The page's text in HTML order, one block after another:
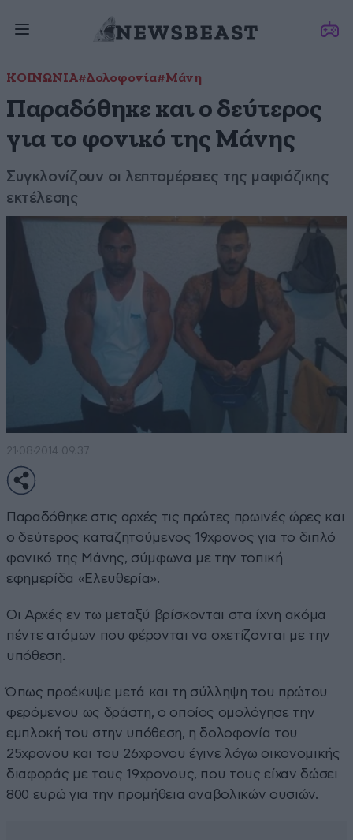
ΚΟΙΝΩΝΙΑ#Δολοφονία#Μάνη
Παραδόθηκε και ο δεύτερος
για το φονικό της Μάνης
Συγκλονίζουν οι λεπτομέρειες της μαφιόζικης
εκτέλεσης
21·08·2014 09:37
Παραδόθηκε στις αρχές τις πρώτες πρωινές ώρες και
ο δεύτερος καταζητούμενος 19χρονος για το διπλό
φονικό της Μάνης, σύμφωνα με την τοπική
εφημερίδα «Ελευθερία».
Οι Αρχές εν τω μεταξύ βρίσκονται στα ίχνη ακόμα
πέντε ατόμων που φέρονται να σχετίζονται με την
υπόθεση.
Όπως προέκυψε μετά και τη σύλληψη του πρώτου
φερόμενου ως δράστη, ο οποίος ομολόγησε την
εμπλοκή του στην υπόθεση, η δολοφονία του
25χρονου και του 26χρονου έγινε λόγω οικονομικής
διαφοράς με τους 19χρονους, που τους είχαν δώσει
800 ευρώ για την προμήθεια αναβολικών ουσιών.